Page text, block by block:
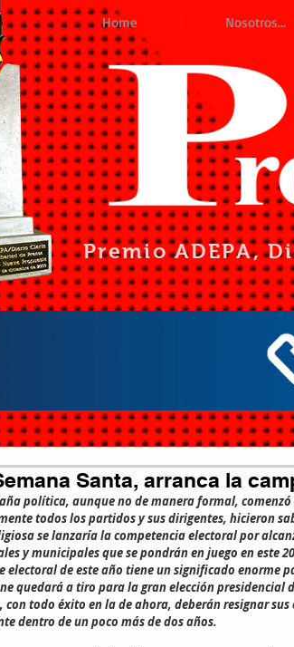
Home Nosotros...
Premio ADEPA,
Santa, arranca la
política, aunque no de manera formal, comenzó
todos los partidos y sus dirigentes, hicieron
se lanzaría la competencia electoral por
y municipales que se pondrán en juego en este
electoral de este año tiene un significado enorme
quedará a tiro para la gran elección presidencial
con todo éxito en la de ahora, deberán resignar
dentro de un poco más de dos años.